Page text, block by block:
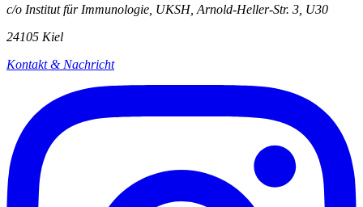
c/o Institut für Immunologie, UKSH, Arnold-Heller-Str. 3, U30
24105 Kiel
Kontakt & Nachricht